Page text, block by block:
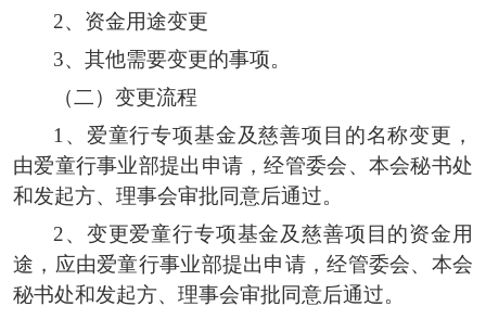
2、资金用途变更
3、其他需要变更的事项。
（二）变更流程
1、爱童行专项基金及慈善项目的名称变更，
由爱童行事业部提出申请，经管委会、本会秘书处
和发起方、理事会审批同意后通过。
2、变更爱童行专项基金及慈善项目的资金用
途，应由爱童行事业部提出申请，经管委会、本会
秘书处和发起方、理事会审批同意后通过。